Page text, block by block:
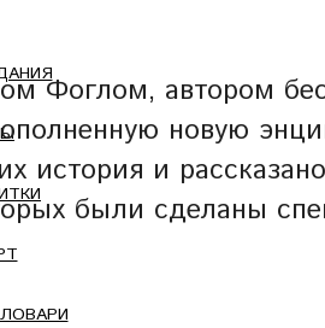
Фоглом, автором
новую
история и
были сделаны